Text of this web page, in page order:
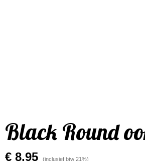
Black Round
€ 8,95 (inclusief btw 21%)